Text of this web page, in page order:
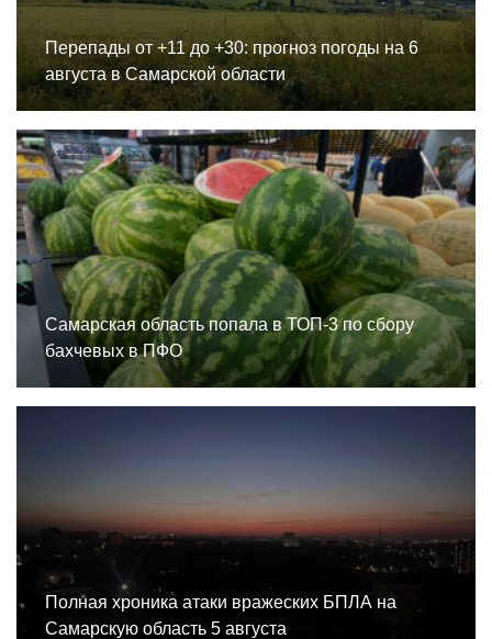
Перепады от +11 до +30: прогноз погоды на 6
августа в Самарской области
Самарская область попала в ТОП-3 по сбору
бахчевых в ПФО
Полная хроника атаки вражеских БПЛА на
Самарскую область 5 августа